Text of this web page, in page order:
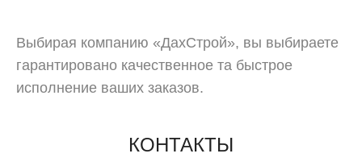
Выбирая компанию «ДахСтрой», вы выбираете
гарантировано качественное та быстрое
исполнение ваших заказов.
КОНТАКТЫ